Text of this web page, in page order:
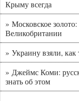
Крыму всегда
» Московское
Великобритании
» Украину взяли,
» Джеймс Коми:
знать об этом